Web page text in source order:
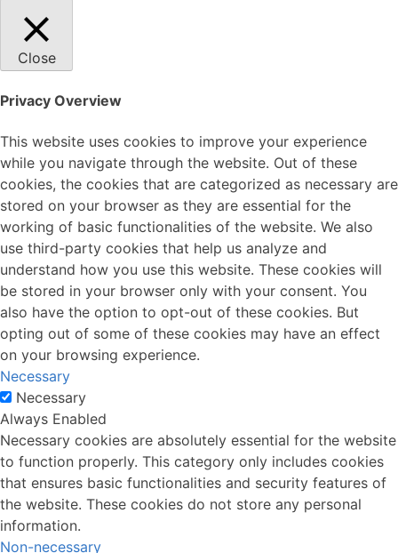
Close
Privacy Overview
This website uses cookies to improve your experience
while you navigate through the website. Out of these
cookies, the cookies that are categorized as necessary are
stored on your browser as they are essential for the
working of basic functionalities of the website. We also
use third-party cookies that help us analyze and
understand how you use this website. These cookies will
be stored in your browser only with your consent. You
also have the option to opt-out of these cookies. But
opting out of some of these cookies may have an effect
on your browsing experience.
Necessary
Necessary
Always Enabled
Necessary cookies are absolutely essential for the website
to function properly. This category only includes cookies
that ensures basic functionalities and security features of
the website. These cookies do not store any personal
information.
Non-necessary